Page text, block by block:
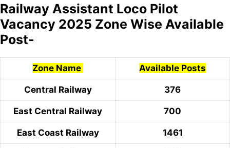
Railway Assistant Loco Pilot
Vacancy 2025 Zone Wise Available
Post-
Zone Name Available Posts
Central Railway 376
East Central Railway 700
East Coast Railway 1461